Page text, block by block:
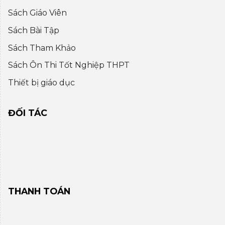
Sách Giáo Viên
Sách Bài Tập
Sách Tham Khảo
Sách Ôn Thi Tốt Nghiệp THPT
Thiết bị giáo dục
ĐỐI TÁC
THANH TOÁN